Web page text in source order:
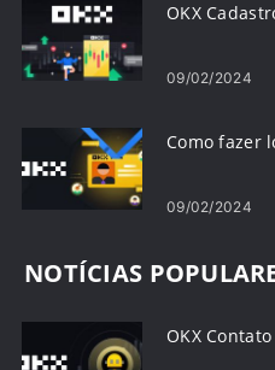
OKX
09/02/2024
Como fazer
09/02/2024
NOTÍCIAS
OKX Contato